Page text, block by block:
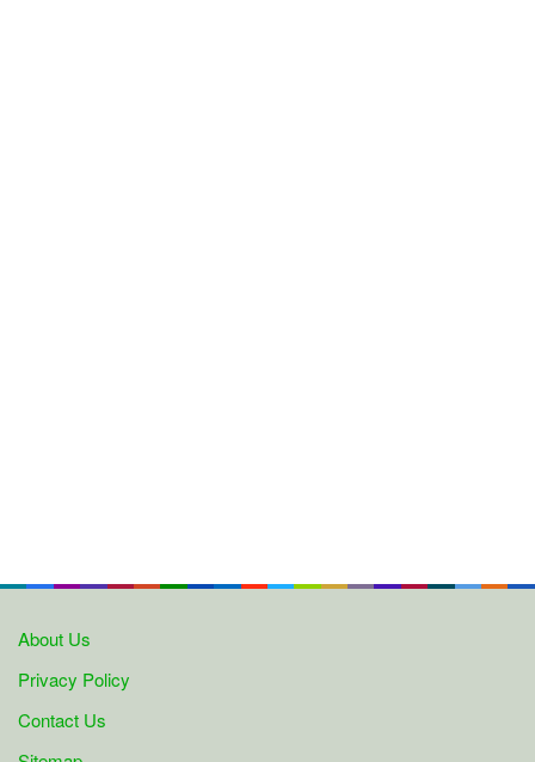
About Us
Privacy Policy
Contact Us